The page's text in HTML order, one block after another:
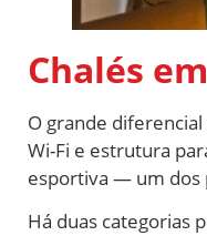
Chalés
O grande
Wi-Fi e estrutura
esportiva — um dos
Há duas categorias